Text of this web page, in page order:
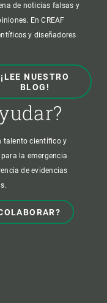
de noticias falsas y
En CREAF
y diseñadores
¡LEE NUESTRO
BLOG!
talento científico y
la emergencia
de evidencias